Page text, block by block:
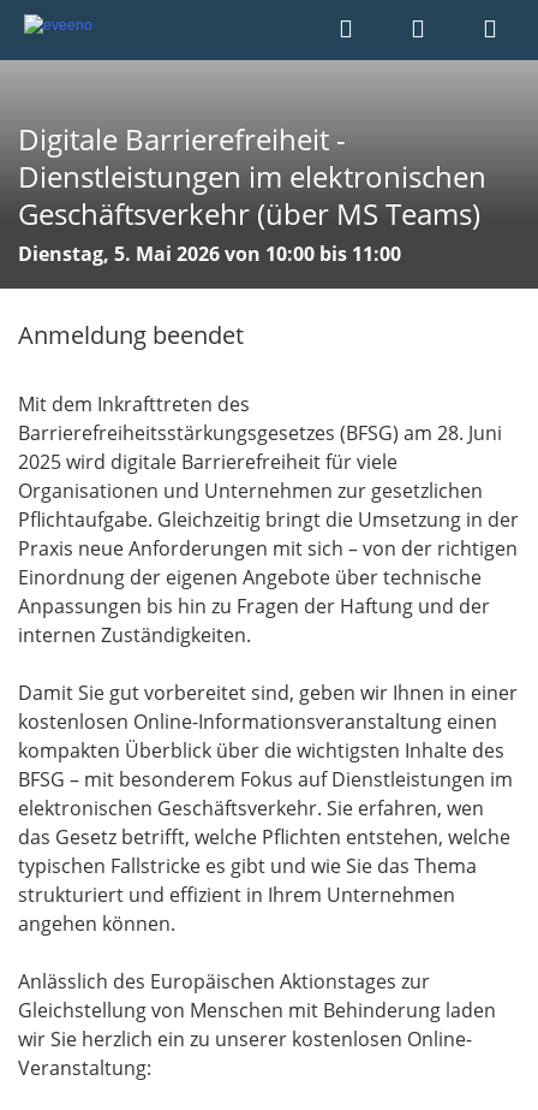
Digitale Barrierefreiheit -
Dienstleistungen im elektronischen
Geschäftsverkehr (über MS Teams)
Dienstag, 5. Mai 2026 von 10:00 bis 11:00
Anmeldung beendet
Mit dem Inkrafttreten des
Barrierefreiheitsstärkungsgesetzes (BFSG) am 28. Juni
2025 wird digitale Barrierefreiheit für viele
Organisationen und Unternehmen zur gesetzlichen
Pflichtaufgabe. Gleichzeitig bringt die Umsetzung in der
Praxis neue Anforderungen mit sich – von der richtigen
Einordnung der eigenen Angebote über technische
Anpassungen bis hin zu Fragen der Haftung und der
internen Zuständigkeiten.
Damit Sie gut vorbereitet sind, geben wir Ihnen in einer
kostenlosen Online-Informationsveranstaltung einen
kompakten Überblick über die wichtigsten Inhalte des
BFSG – mit besonderem Fokus auf Dienstleistungen im
elektronischen Geschäftsverkehr. Sie erfahren, wen
das Gesetz betrifft, welche Pflichten entstehen, welche
typischen Fallstricke es gibt und wie Sie das Thema
strukturiert und effizient in Ihrem Unternehmen
angehen können.
Anlässlich des Europäischen Aktionstages zur
Gleichstellung von Menschen mit Behinderung laden
wir Sie herzlich ein zu unserer kostenlosen Online-
Veranstaltung: